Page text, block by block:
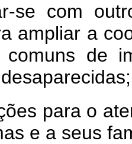
se com
ampliar a
de
para o
e a seus